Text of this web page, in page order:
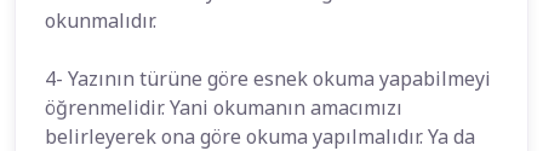
okunmalıdır.
4- Yazının türüne göre esnek okuma yapabilmeyi
öğrenmelidir. Yani okumanın amacımızı
belirleyerek ona göre okuma yapılmalıdır. Ya da